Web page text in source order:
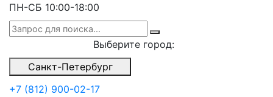
ПН-СБ 10:00-18:00
Выберите город:
Санкт-Петербург
+7 (812) 900-02-17